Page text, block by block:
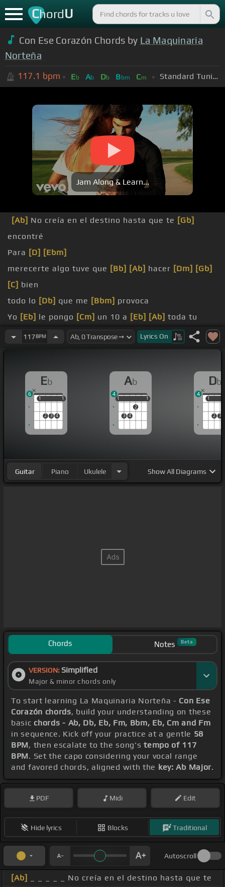
ChordU
Con Ese Corazón Chords by La Maquinaria
Norteña
117.1 bpm Eb Ab Db Bbm Cm Standard Tuning (EADGBE)
Jam Along & Learn...
[Ab] No creía en el destino hasta que te [Gb]
encontré
Para [D] [Ebm]
merecerte algo tuve que [Bb] [Ab] hacer [Dm] [Gb]
[C] bien
todo lo [Db] que me [Bbm] provoca
Yo [Eb] le pongo [Cm] un 10 a [Eb] [Ab] toda tu
persona
hermosa
117BPM Lyrics On
Eb
1
2 3 4
1
1 1
6
Ab
1
3 4
2
1
1 1
4
Db
1
2 3
1
4
Guitar Piano Ukulele ShowAll Diagrams
Chords Notes Beta
VERSION: Simplified
Major & minor chords only
To start learning La Maquinaria Norteña - Con Ese
Corazón chords, build your understanding on these
basic chords - Ab, Db, Eb, Fm, Bbm, Eb, Cm and Fm
in sequence. Kick off your practice at a gentle 58
BPM, then escalate to the song'stempo of 117
BPM. Set the capo considering your vocal range
and favored chords, aligned with the key: Ab Major.
PDF Midi Edit
Hide lyrics Blocks Traditional
Autoscroll
[Ab]
_ _ _ _ _ No creía en el destino hasta que te